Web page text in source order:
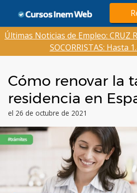
contenido
Últimas Noticias de Empleo: CRUZ
SOCORRISTAS: Hasta
Cómo renovar la
residencia en
el 26 de octubre de 2021